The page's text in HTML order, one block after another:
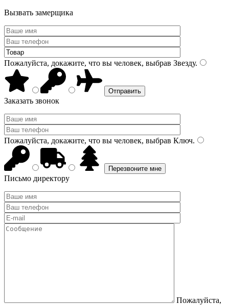
Вызвать замерщика
Пожалуйста, докажите, что вы человек, выбрав Звезду.
Заказать звонок
Пожалуйста, докажите, что вы человек, выбрав Ключ.
Письмо директору
Пожалуйста,